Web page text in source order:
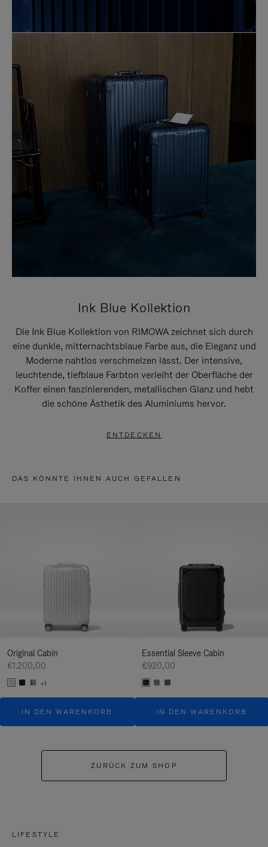
Ink Blue Kollektion
Die Ink Blue Kollektion von RIMOWA zeichnet sich durch
eine dunkle, mitternachtsblaue Farbe aus, die Eleganz und
Moderne nahtlos verschmelzen lässt. Der intensive,
leuchtende, tiefblaue Farbton verleiht der Oberfläche der
Koffer einen faszinierenden, metallischen Glanz und hebt
die schöne Ästhetik des Aluminiums hervor.
ENTDECKEN
DAS KÖNNTE IHNEN AUCH GEFALLEN
Original Cabin
€1.200,00
+1
IN DEN WARENKORB
Essential Sleeve Cabin
€920,00
IN DEN WARENKORB
ZURÜCK ZUM SHOP
LIFESTYLE